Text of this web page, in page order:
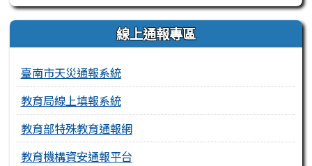
線上通報專區
臺南市天災通報系統
教育局線上填報系統
教育部特殊教育通報網
教育機構資安通報平台